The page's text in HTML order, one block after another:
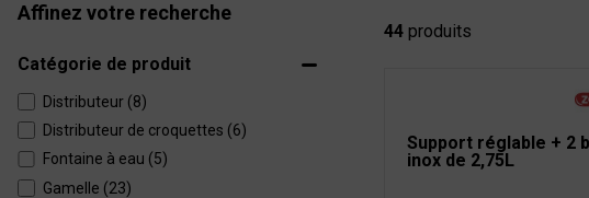
Affinez votre recherche
Catégorie de produit
Distributeur (8)
Distributeur de croquettes (6)
Fontaine à eau (5)
Gamelle (23)
44 produits
Support réglable + 2
inox de 2,75L